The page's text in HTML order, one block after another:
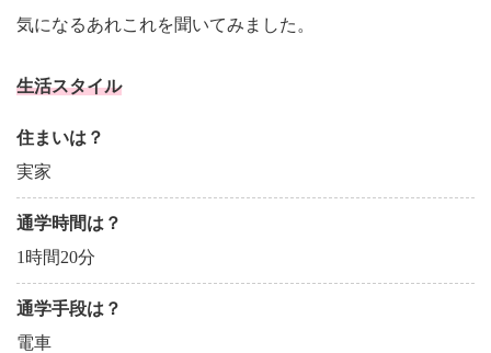
気になるあれこれを聞いてみました。
生活スタイル
住まいは？
実家
通学時間は？
1時間20分
通学手段は？
電車